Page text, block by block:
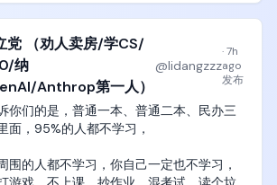
的世界，就是他妈固体物理世界，固体物
元器件的世界，他们的设计是台积电和
术成果，而不是你们这些本科生能七嘴八舌
了。
三极管运放这些器件的特征曲线，各种
爱学学，不学滚王八蛋去，
党 （劝人卖房/学CS/
纳
Anthrop第一人）
@lidangzzz
·7h
ago
发布
你们的是，普通一本、普通二本、民办三
面，95%的人都不学习，
围的人都不学习，你自己一定也不学习，